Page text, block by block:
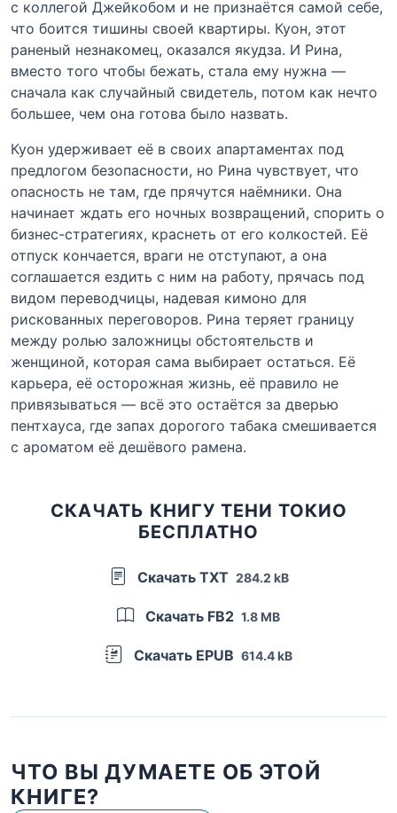
с коллегой Джейкобом и не признаётся самой себе,
что боится тишины своей квартиры. Куон, этот
раненый незнакомец, оказался якудза. И Рина,
вместо того чтобы бежать, стала ему нужна —
сначала как случайный свидетель, потом как нечто
большее, чем она готова было назвать.
Куон удерживает её в своих апартаментах под
предлогом безопасности, но Рина чувствует, что
опасность не там, где прячутся наёмники. Она
начинает ждать его ночных возвращений, спорить о
бизнес-стратегиях, краснеть от его колкостей. Её
отпуск кончается, враги не отступают, а она
соглашается ездить с ним на работу, прячась под
видом переводчицы, надевая кимоно для
рискованных переговоров. Рина теряет границу
между ролью заложницы обстоятельств и
женщиной, которая сама выбирает остаться. Её
карьера, её осторожная жизнь, её правило не
привязываться — всё это остаётся за дверью
пентхауса, где запах дорогого табака смешивается
с ароматом её дешёвого рамена.
СКАЧАТЬ КНИГУ ТЕНИ ТОКИО
БЕСПЛАТНО
Скачать TXT 284.2 kB
Скачать FB2 1.8 MB
Скачать EPUB 614.4 kB
ЧТО ВЫ ДУМАЕТЕ ОБ ЭТОЙ
КНИГЕ?